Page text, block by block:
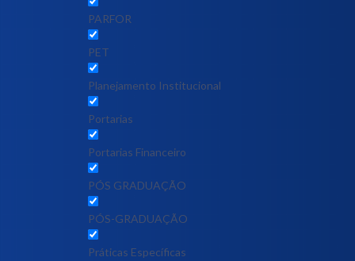
PARFOR
PET
Planejamento Institucional
Portarias
Portarias Financeiro
PÓS GRADUAÇÃO
PÓS-GRADUAÇÃO
Práticas Específicas